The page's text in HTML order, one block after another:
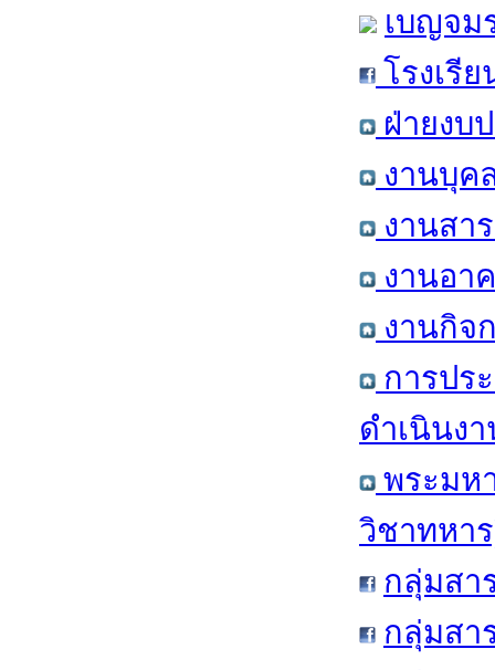
เบญจม
โรงเรี
ฝ่ายงบ
งานบุค
งานสา
งานอา
งานกิจ
การปร
ดำเนินง
พระมห
วิชาทหา
กลุ่มสา
กลุ่มสา